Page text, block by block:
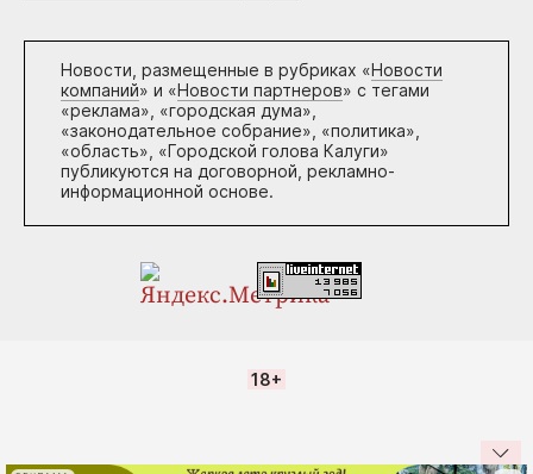
Новости, размещенные в рубриках «Новости
компаний» и «Новости партнеров» с тегами
«реклама», «городская дума»,
«законодательное собрание», «политика»,
«область», «Городской голова Калуги»
публикуются на договорной, рекламно-
информационной основе.
18+